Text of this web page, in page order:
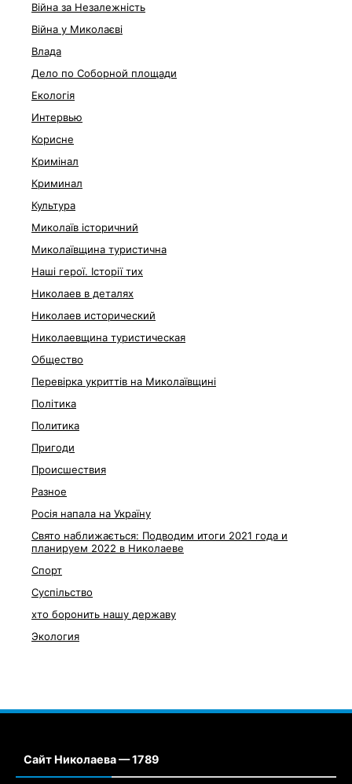
Війна за Незалежність
Війна у Миколаєві
Влада
Дело по Соборной площади
Екологія
Интервью
Корисне
Кримінал
Криминал
Культура
Миколаїв історичний
Миколаївщина туристична
Наші герої. Історії тих
Николаев в деталях
Николаев исторический
Николаевщина туристическая
Общество
Перевірка укриттів на Миколаївщині
Політика
Политика
Пригоди
Происшествия
Разное
Росія напала на Україну
Свято наближається: Подводим итоги 2021 года и
планируем 2022 в Николаеве
Спорт
Суспільство
хто боронить нашу державу
Экология
Сайт Николаева — 1789